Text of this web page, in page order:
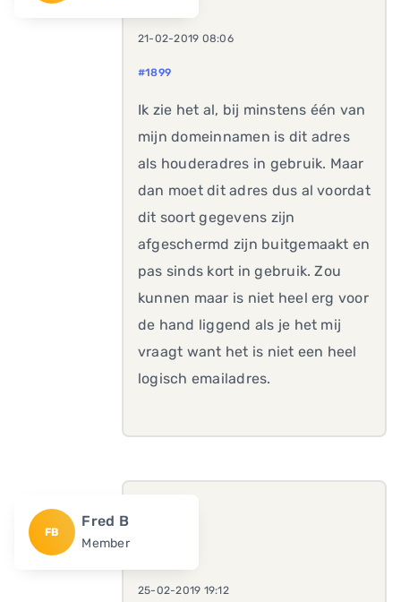
21-02-2019 08:06
#1899
Ik zie het al, bij minstens één van
mijn domeinnamen is dit adres
als houderadres in gebruik. Maar
dan moet dit adres dus al voordat
dit soort gegevens zijn
afgeschermd zijn buitgemaakt en
pas sinds kort in gebruik. Zou
kunnen maar is niet heel erg voor
de hand liggend als je het mij
vraagt want het is niet een heel
logisch emailadres.
FB
Fred B
Member
25-02-2019 19:12